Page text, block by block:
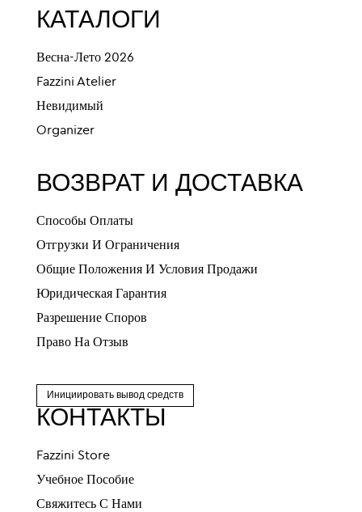
КАТАЛОГИ
Весна-Лето 2026
Fazzini Atelier
Невидимый
Organizer
ВОЗВРАТ И ДОСТАВКА
Способы Оплаты
Отгрузки И Ограничения
Общие Положения И Условия Продажи
Юридическая Гарантия
Разрешение Споров
Право На Отзыв
Инициировать вывод средств
КОНТАКТЫ
Fazzini Store
Учебное Пособие
Свяжитесь С Нами